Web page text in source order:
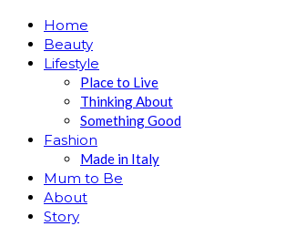
Home
Beauty
Lifestyle
Place to Live
Thinking About
Something Good
Fashion
Made in Italy
Mum to Be
About
Story